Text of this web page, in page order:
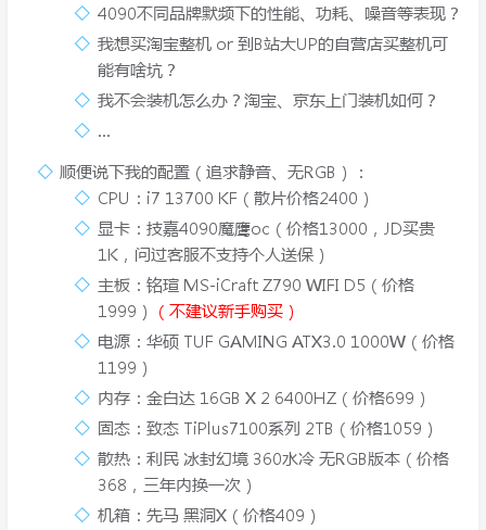
4090不同品牌默频下的性能、功耗、噪音等表现？
我想买淘宝整机 or 到B站大UP的自营店买整机可
能有啥坑？
我不会装机怎么办？淘宝、京东上门装机如何？
…
顺便说下我的配置（追求静音、无RGB）：
CPU：i7 13700 KF（散片价格2400）
显卡：技嘉4090魔鹰oc（价格13000，JD买贵
1K，问过客服不支持个人送保）
主板：铭瑄 MS-iCraft Z790 WIFI D5（价格
1999） （不建议新手购买）
电源：华硕 TUF GAMING ATX3.0 1000W（价格
1199）
内存：金白达 16GB X 2 6400HZ（价格699）
固态：致态 TiPlus7100系列 2TB（价格1059）
散热：利民 冰封幻境 360水冷 无RGB版本（价格
368，三年内换一次）
机箱：先马 黑洞X（价格409）